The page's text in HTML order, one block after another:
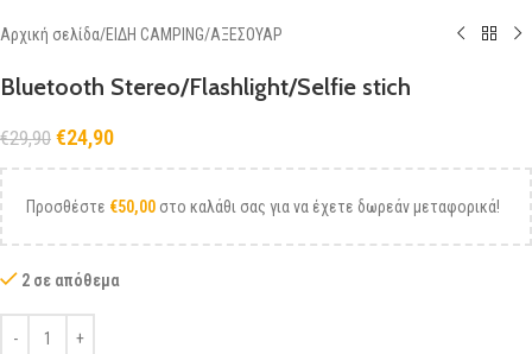
Αρχική σελίδα/ΕΙΔΗ CAMPING/ΑΞΕΣΟΥΑΡ
Bluetooth Stereo/Flashlight/Selfie stich
€29,90 €24,90
Προσθέστε €50,00 στο καλάθι σας για να έχετε δωρεάν μεταφορικά!
2 σε απόθεμα